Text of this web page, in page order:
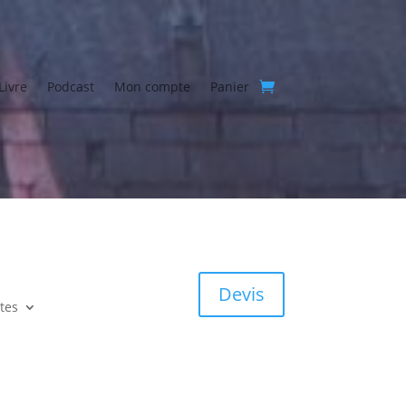
Livre Podcast Mon compte Panier
Devis